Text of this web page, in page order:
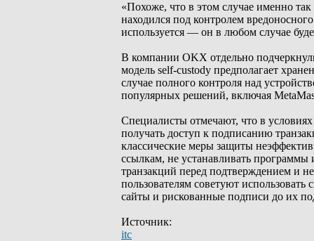
«Похоже, что в этом случае именно
находился под контролем
используется — он в любом случае
В компании OKX отдельно
модель self-custody предполагает
случае полного контроля над
популярных решений, включая
Специалисты отмечают, что в
получать доступ к подписанию
классические меры защиты
ссылкам, не устанавливать программы
транзакций перед подтверждением и
пользователям советуют
сайты и рискованные подписи до их
Источник:
itc